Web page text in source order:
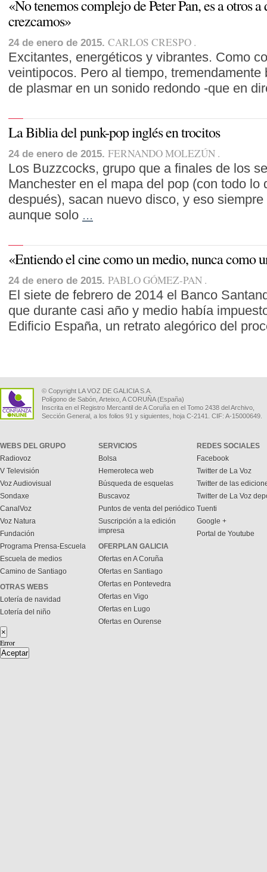
«No tenemos complejo de Peter Pan, es a otros a
crezcamos»
24 de enero de 2015. CARLOS CRESPO
Excitantes, energéticos y vibrantes. Como
veintipocos. Pero al tiempo, tremendamente
de plasmar en un sonido redondo -que en
La Biblia del punk-pop inglés en trocitos
24 de enero de 2015. FERNANDO MOLEZÚN
Los Buzzcocks, grupo que a finales de los
Manchester en el mapa del pop (con todo lo
después), sacan nuevo disco, y eso
aunque solo ...
«Entiendo el cine como un medio, nunca como
24 de enero de 2015. PABLO GÓMEZ-PAN
El siete de febrero de 2014 el Banco
que durante casi año y medio había
Edificio España, un retrato alegórico del
© Copyright LA VOZ DE GALICIA S.A.
Polígono de Sabón, Arteixo, A CORUÑA (España)
Inscrita en el Registro Mercantil de A Coruña en el Tomo 2438 del Archivo,
Sección General, a los folios 91 y siguientes, hoja C-2141. CIF: A-15000649.
WEBS DEL GRUPO
Radiovoz
V Televisión
Voz Audiovisual
Sondaxe
CanalVoz
Voz Natura
Fundación
Programa Prensa-Escuela
Escuela de medios
Camino de Santiago
OTRAS WEBS
Lotería de navidad
Lotería del niño
SERVICIOS
Bolsa
Hemeroteca web
Búsqueda de esquelas
Buscavoz
Puntos de venta del periódico
Suscripción a la edición
impresa
OFERPLAN GALICIA
Ofertas en A Coruña
Ofertas en Santiago
Ofertas en Pontevedra
Ofertas en Vigo
Ofertas en Lugo
Ofertas en Ourense
REDES SOCIALES
Facebook
Twitter de La Voz
Twitter de las
Twitter de La Voz
Tuenti
Google +
Portal de Youtube
×
Error
Aceptar